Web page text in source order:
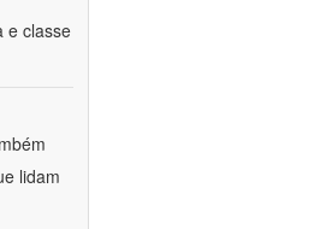
e classe
lidam